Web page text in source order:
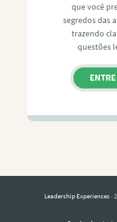
que você
segredos das
trazendo
questões
Leadership Experiences ·